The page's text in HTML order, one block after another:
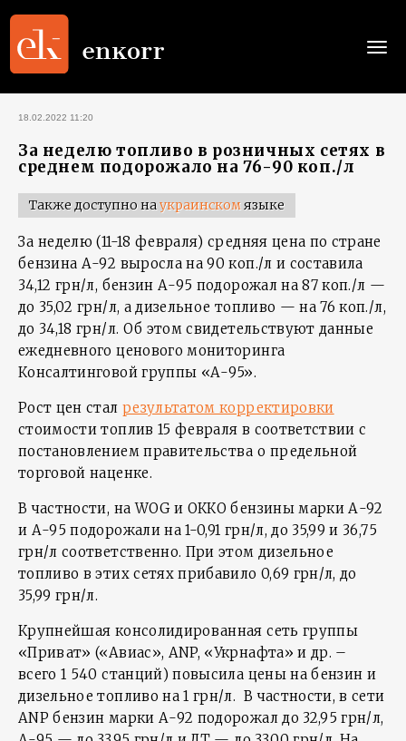
18.02.2022 11:20
За неделю топливо в розничных сетях в
среднем подорожало на 76-90 коп./л
Также доступно наукраинскомязыке
За неделю (11-18 февраля) средняя цена по стране
бензина А-92 выросла на 90 коп./л и составила
34,12 грн/л, бензин А-95 подорожал на 87 коп./л —
до 35,02 грн/л, а дизельное топливо — на 76 коп./л,
до 34,18 грн/л. Об этом свидетельствуют данные
ежедневного ценового мониторинга
Консалтинговой группы «А-95».
Рост цен стал результатом корректировки
стоимости топлив 15 февраля в соответствии с
постановлением правительства о предельной
торговой наценке.
В частности, на WOG и ОККО бензины марки А-92
и А-95 подорожали на 1-0,91 грн/л, до 35,99 и 36,75
грн/л соответственно. При этом дизельное
топливо в этих сетях прибавило 0,69 грн/л, до
35,99 грн/л.
Крупнейшая консолидированная сеть группы
«Приват» («Авиас», ANP, «Укрнафта» и др. –
всего 1 540 станций) повысила цены на бензин и
дизельное топливо на 1 грн/л. В частности, в сети
ANP бензин марки А-92 подорожал до 32,95 грн/л,